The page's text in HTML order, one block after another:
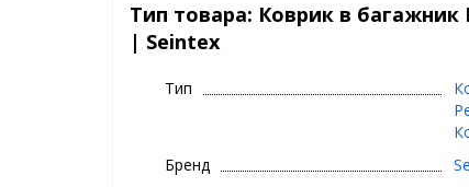
⊕ высокие бортики, специальный
⊕ надежно фиксируется,идельно
багажника вашего автомобиля
⊕ используется каждый день
⊕ не скользит, не лопается, не
Тип товара: Коврик в багажник
| Seintex
Тип
Бренд